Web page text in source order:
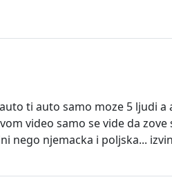
ti auto samo moze 5 ljudi a
video samo se vide da
njemacka i poljska...